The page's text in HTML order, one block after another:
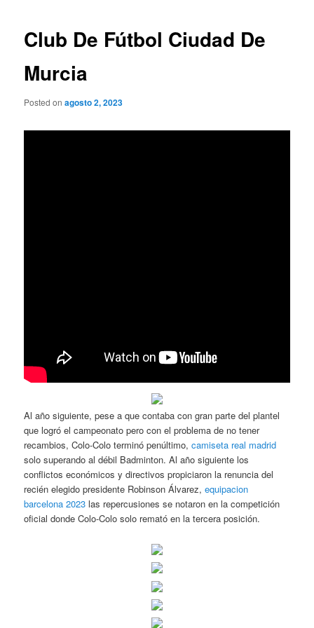
Club De Fútbol Ciudad De
Murcia
Posted onagosto 2, 2023
Al año siguiente, pese a que contaba con gran parte del plantel
que logró el campeonato pero con el problema de no tener
recambios, Colo-Colo terminó penúltimo,camiseta real madrid
solo superando al débil Badminton. Al año siguiente los
conflictos económicos y directivos propiciaron la renuncia del
recién elegido presidente Robinson Álvarez,equipacion
barcelona 2023 las repercusiones se notaron en la competición
oficial donde Colo-Colo solo remató en la tercera posición.